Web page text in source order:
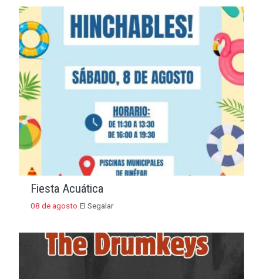
Fiesta Acuática
08 de agosto El Segalar